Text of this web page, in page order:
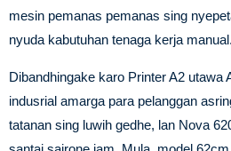
mesin pemanas pemanas sing
nyuda kabutuhan tenaga kerja manual.
Dibandhingake karo Printer A2 utawa
indusrial amarga para pelanggan
tatanan sing luwih gedhe, lan Nova